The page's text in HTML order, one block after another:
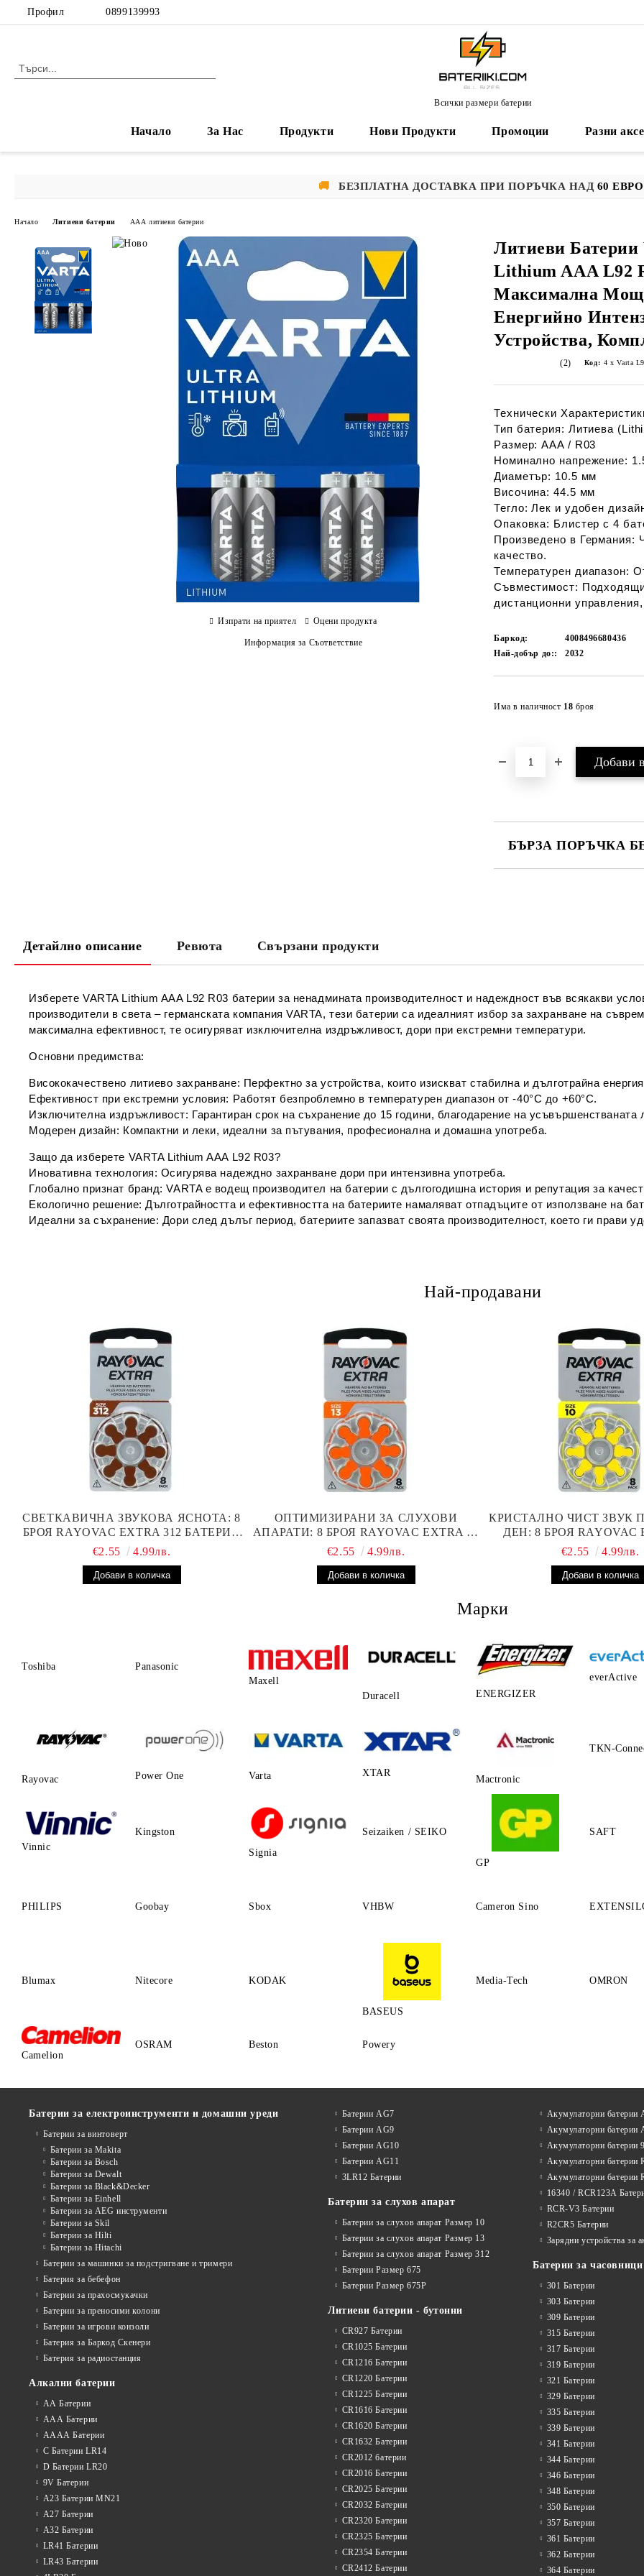
Профил 0899139993
Всички размери батерии
Начало За Нас Продукти Нови Продукти Промоции Разни
🚚 БЕЗПЛАТНА ДОСТАВКА ПРИ ПОРЪЧКА НАД 60 ЕВРО
Начало Литиеви батерии ААА литиеви батерии
Литиеви Батерии
Lithium AAA L92
Максимална
Енергийно
Устройства,
(2) Код: 4 x Varta
Технически
Тип батерия: Литиева
Размер: AAA / R03
Номинално напрежение:
Диаметър: 10.5 мм
Височина: 44.5 мм
Тегло: Лек и удобен
Опаковка: Блистер с 4
Произведено в Германия:
качество.
Температурен диапазон:
Съвместимост:
дистанционни управления,
Баркод:
4008496680436
Най-добър до::
2032
Има в наличност 18 броя
БЪРЗА ПОРЪЧКА
Изпрати на приятел Оцени продукта
Информация за Съответствие
Детайлно описание Ревюта Свързани продукти
Изберете VARTA Lithium AAA L92 R03 батерии за ненадмината производителност и надеждност във всякакви
производители в света – германската компания VARTA, тези батерии са идеалният избор за захранване на
максимална ефективност, те осигуряват изключителна издръжливост, дори при екстремни температури.
Основни предимства:
Висококачествено литиево захранване: Перфектно за устройства, които изискват стабилна и дълготрайна
Ефективност при екстремни условия: Работят безпроблемно в температурен диапазон от -40°C до +60°C.
Изключителна издръжливост: Гарантиран срок на съхранение до 15 години, благодарение на усъвършенстваната
Модерен дизайн: Компактни и леки, идеални за пътувания, професионална и домашна употреба.
Защо да изберете VARTA Lithium AAA L92 R03?
Иновативна технология: Осигурява надеждно захранване дори при интензивна употреба.
Глобално признат бранд: VARTA е водещ производител на батерии с дългогодишна история и репутация за
Екологично решение: Дълготрайността и ефективността на батериите намаляват отпадъците от използване на
Идеални за съхранение: Дори след дълъг период, батериите запазват своята производителност, което ги прави
Най-продавани
СВЕТКАВИЧНА ЗВУКОВА ЯСНОТА: 8
БРОЯ RAYOVAC EXTRA 312 БАТЕРИИ
ЗА СЛУХОВ АПАРАТ С НАЙ-ДОБРАТА
€2.55 4.99лв.
ОПТИМИЗИРАНИ ЗА СЛУХОВИ
АПАРАТИ: 8 БРОЯ RAYOVAC EXTRA 13
БАТЕРИИ С ВИСОКА
€2.55 4.99лв.
КРИСТАЛНО ЧИСТ ЗВУК
ДЕН: 8 БРОЯ RAYOVAC
БАТЕРИИ ЗА СЛУХОВ
€2.55 4.99лв.
Марки
Toshiba
Panasonic
Maxell
Duracell
ENERGIZER
everActive
Rayovac Power One Varta XTAR
Mactronic
TKN-
Vinnic
Kingston
Signia
Seizaiken / SEIKO
GP
SAFT
PHILIPS Goobay Sbox VHBW Cameron Sino
Blumax Nitecore KODAK
BASEUS
Media-Tech OMRON
Camelion
OSRAM Beston Powery
Батерии за електроинструменти и домашни уреди
Батерии за винтоверт
Батерии за Makita
Батерии за Bosch
Батерии за Dewalt
Батерии за Black&Decker
Батерии за Einhell
Батерии за AEG инструменти
Батерии за Skil
Батерии за Hilti
Батерии за Hitachi
Батерии за машинки за подстригване и тримери
Батерия за бебефон
Батерии за прахосмукачки
Батерии за преносими колони
Батерии за игрови конзоли
Батерия за Баркод Скенери
Батерия за радиостанция
Алкални батерии
АА Батерии
ААА Батерии
АААА Батерии
C Батерии LR14
D Батерии LR20
9V Батерии
A23 Батерии MN21
A27 Батерии
A32 Батерии
LR41 Батерии
LR43 Батерии
Батерии AG7
Батерии AG9
Батерии AG10
Батерии AG11
3LR12 Батерии
Батерии за слухов апарат
Батерии за слухов апарат Размер 10
Батерии за слухов апарат Размер 13
Батерии за слухов апарат Размер 312
Батерии Размер 675
Батерии Размер 675P
Литиеви батерии - бутонни
CR927 Батерии
CR1025 Батерии
CR1216 Батерии
CR1220 Батерии
CR1225 Батерии
CR1616 Батерии
CR1620 Батерии
CR1632 Батерии
CR2012 батерии
CR2016 Батерии
CR2025 Батерии
CR2032 Батерии
CR2320 Батерии
CR2325 Батерии
CR2354 Батерии
CR2412 Батерии
Акумулаторни батерии
Акумулаторни батерии
Акумулаторни батерии
Акумулаторни батерии
Акумулаторни батерии
16340 / RCR123A
RCR-V3 Батерии
R2CR5 Батерии
Зарядни устройства за
Батерии за часовници
301 Батерии
303 Батерии
309 Батерии
315 Батерии
317 Батерии
319 Батерии
321 Батерии
329 Батерии
335 Батерии
339 Батерии
341 Батерии
344 Батерии
346 Батерии
348 Батерии
350 Батерии
357 Батерии
361 Батерии
362 Батерии
364 Батерии